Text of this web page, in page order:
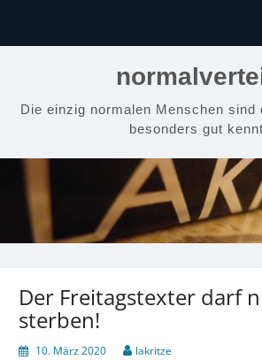
Die einzig normalen Menschen sind
besonders gut
Der Freitagstexter darf
sterben!
10. März 2020 lakritze